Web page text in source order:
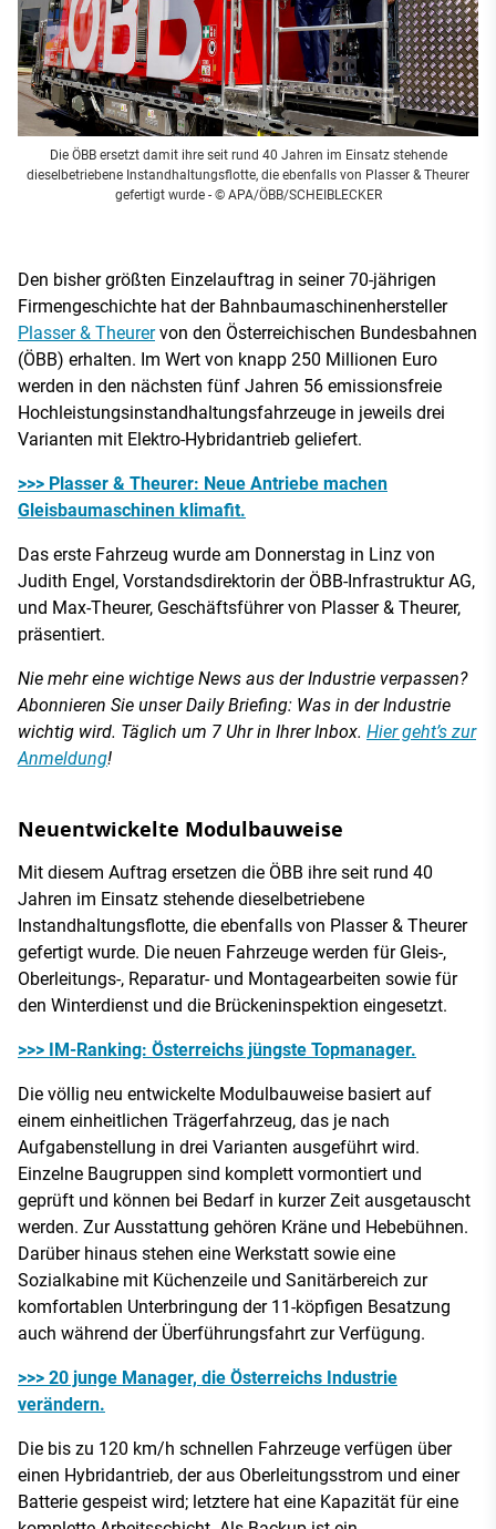
Die ÖBB ersetzt damit ihre seit rund 40 Jahren im Einsatz stehende
dieselbetriebene Instandhaltungsflotte, die ebenfalls von Plasser & Theurer
gefertigt wurde- © APA/ÖBB/SCHEIBLECKER
Den bisher größten Einzelauftrag in seiner 70-jährigen
Firmengeschichte hat der Bahnbaumaschinenhersteller
Plasser & Theurervon den Österreichischen Bundesbahnen
(ÖBB) erhalten. Im Wert von knapp 250 Millionen Euro
werden in den nächsten fünf Jahren 56 emissionsfreie
Hochleistungsinstandhaltungsfahrzeuge in jeweils drei
Varianten mit Elektro-Hybridantrieb geliefert.
>>> Plasser & Theurer: Neue Antriebe machen
Gleisbaumaschinen klimafit.
Das erste Fahrzeug wurde am Donnerstag in Linz von
Judith Engel, Vorstandsdirektorin der ÖBB-Infrastruktur AG,
und Max-Theurer, Geschäftsführer von Plasser & Theurer,
präsentiert.
Nie mehr eine wichtige News aus der Industrie verpassen?
Abonnieren Sie unser Daily Briefing: Was in der Industrie
wichtig wird. Täglich um 7 Uhr in Ihrer Inbox. Hier geht’s zur
Anmeldung!
Neuentwickelte Modulbauweise
Mit diesem Auftrag ersetzen die ÖBB ihre seit rund 40
Jahren im Einsatz stehende dieselbetriebene
Instandhaltungsflotte, die ebenfalls von Plasser & Theurer
gefertigt wurde. Die neuen Fahrzeuge werden für Gleis-,
Oberleitungs-, Reparatur- und Montagearbeiten sowie für
den Winterdienst und die Brückeninspektion eingesetzt.
>>> IM-Ranking: Österreichs jüngste Topmanager.
Die völlig neu entwickelte Modulbauweise basiert auf
einem einheitlichen Trägerfahrzeug, das je nach
Aufgabenstellung in drei Varianten ausgeführt wird.
Einzelne Baugruppen sind komplett vormontiert und
geprüft und können bei Bedarf in kurzer Zeit ausgetauscht
werden. Zur Ausstattung gehören Kräne und Hebebühnen.
Darüber hinaus stehen eine Werkstatt sowie eine
Sozialkabine mit Küchenzeile und Sanitärbereich zur
komfortablen Unterbringung der 11-köpfigen Besatzung
auch während der Überführungsfahrt zur Verfügung.
>>> 20 junge Manager, die Österreichs Industrie
verändern.
Die bis zu 120 km/h schnellen Fahrzeuge verfügen über
einen Hybridantrieb, der aus Oberleitungsstrom und einer
Batterie gespeist wird; letztere hat eine Kapazität für eine